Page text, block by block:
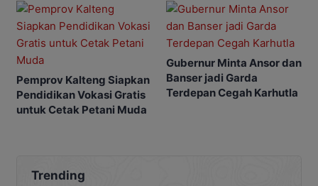
Pemprov Kalteng Siapkan
Pendidikan Vokasi Gratis
untuk Cetak Petani Muda
Gubernur Minta Ansor dan
Banser jadi Garda
Terdepan Cegah Karhutla
Trending